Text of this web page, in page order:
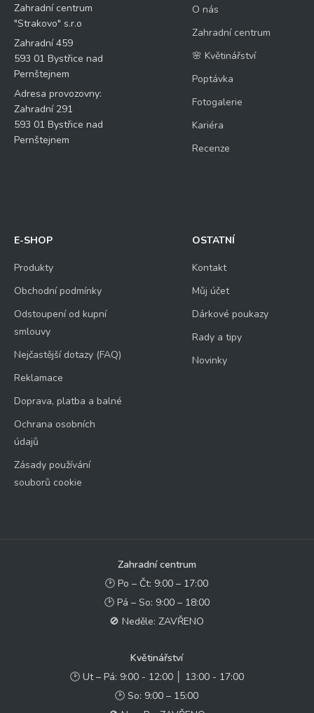
Zahradní centrum
"Strakovo" s.r.o
Zahradní 459
593 01 Bystřice nad
Pernštejnem
Adresa provozovny:
Zahradní 291
593 01 Bystřice nad
Pernštejnem
O nás
Zahradní centrum
🌸 Květinářství
Poptávka
Fotogalerie
Kariéra
Recenze
E-SHOP
Produkty
Obchodní podmínky
Odstoupení od kupní
smlouvy
Nejčastější dotazy (FAQ)
Reklamace
Doprava, platba a balné
Ochrana osobních
údajů
Zásady používání
souborů cookie
OSTATNÍ
Kontakt
Můj účet
Dárkové poukazy
Rady a tipy
Novinky
Zahradní centrum
🕑 Po – Čt: 9:00 – 17:00
🕑 Pá – So: 9:00 – 18:00
🚫 Neděle: ZAVŘENO
Květinářství
🕑 Ut – Pá: 9:00 - 12:00 │ 13:00 - 17:00
🕑 So: 9:00 – 15:00